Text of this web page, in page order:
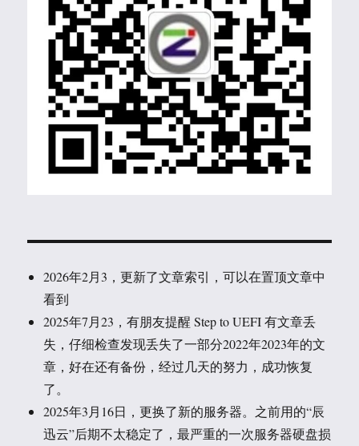
2026年2月3，更新了文章索引，可以在置顶文章中
看到
2025年7月23，有朋友提醒 Step to UEFI 有文章丢
失，仔细检查发现丢失了一部分2022年2023年的文
章，好在还有备份，经过几天的努力，成功恢复
了。
2025年3月16日，更换了新的服务器。之前用的“辰
迅云”后期不太稳定了，最严重的一次服务器硬盘损